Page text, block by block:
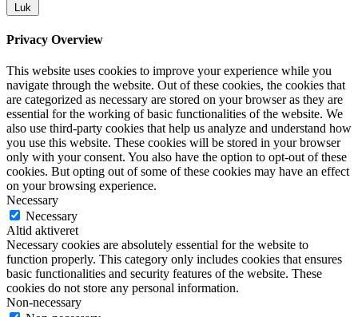
Luk
Privacy Overview
This website uses cookies to improve your experience while you
navigate through the website. Out of these cookies, the cookies that
are categorized as necessary are stored on your browser as they are
essential for the working of basic functionalities of the website. We
also use third-party cookies that help us analyze and understand how
you use this website. These cookies will be stored in your browser
only with your consent. You also have the option to opt-out of these
cookies. But opting out of some of these cookies may have an effect
on your browsing experience.
Necessary
Necessary
Altid aktiveret
Necessary cookies are absolutely essential for the website to
function properly. This category only includes cookies that ensures
basic functionalities and security features of the website. These
cookies do not store any personal information.
Non-necessary